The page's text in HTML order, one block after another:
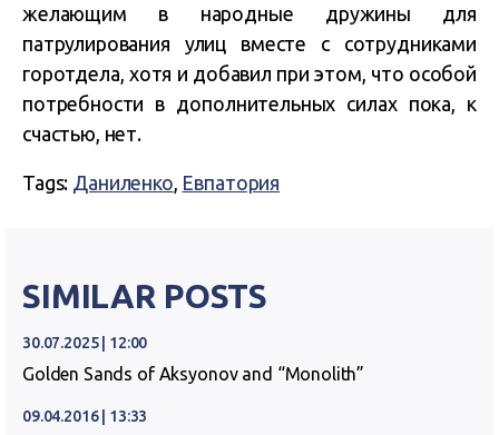
желающим в народные дружины для
патрулирования улиц вместе с сотрудниками
горотдела, хотя и добавил при этом, что особой
потребности в дополнительных силах пока, к
счастью, нет.
Tags: Даниленко Евпатория
SIMILAR POSTS
30.07.2025 | 12:00
Golden Sands of Aksyonov and “Monolith”
09.04.2016 | 13:33